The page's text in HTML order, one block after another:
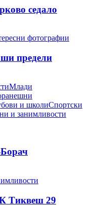
седало
фотографии
предели
Млади
и школиСпортски
и занимливости
Тиквеш 29